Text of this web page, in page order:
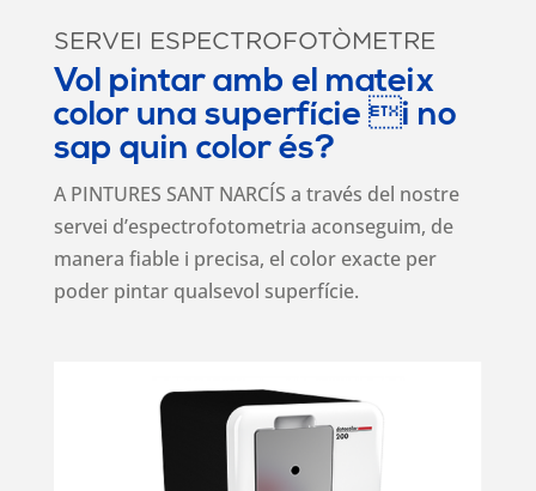
SERVEI ESPECTROFOTÒMETRE
Vol pintar amb el mateix
color una superfície i no
sap quin color és?
A PINTURES SANT NARCÍS a través del nostre
servei d’espectrofotometria aconseguim, de
manera fiable i precisa, el color exacte per
poder pintar qualsevol superfície.